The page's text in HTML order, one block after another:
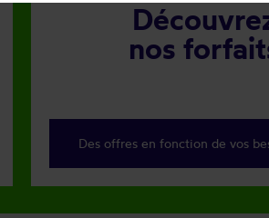
nos
Des offres en fonction de vos